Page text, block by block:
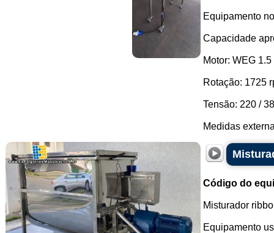
Equipamento
Capacidade
Motor: WEG 1.5
Rotação: 1725
Tensão: 220 /
Medidas
Código do
Misturador
Equipamento